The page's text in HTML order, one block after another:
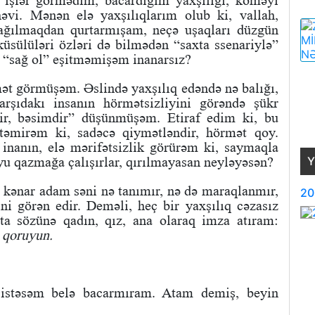
Mənən elə yaxşılıqlarım olub ki, vallah,
qurtarmışam, neçə uşaqları düzgün
özləri də bilmədən “saxta ssenariylə”
ol” eşitməmişəm inanarsız?
görmüşəm. Əslində yaxşılıq edəndə nə balığı,
insanın hörmətsizliyini görəndə şükr
bəsimdir” düşünmüşəm. Etiraf edim ki, bu
ki, sadəcə qiymətləndir, hörmət qoy.
elə mərifətsizlik görürəm ki, saymaqla
qazmağa çalışırlar, qırılmayasan neyləyəsən?
adam səni nə tanımır, nə də maraqlanmır,
görən edir. Deməli, heç bir yaxşılıq cəzasız
qadın, qız, ana olaraq imza atıram:
belə bacarmıram. Atam demiş, beyin